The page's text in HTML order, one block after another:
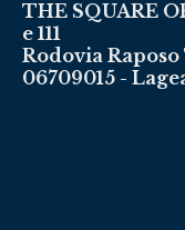
THE SQUARE
e 111
Rodovia Raposo
06709015 -